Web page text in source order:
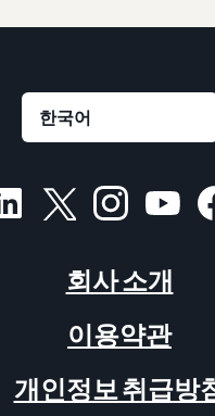
회사 소개
이용약관
개인정보 취급방